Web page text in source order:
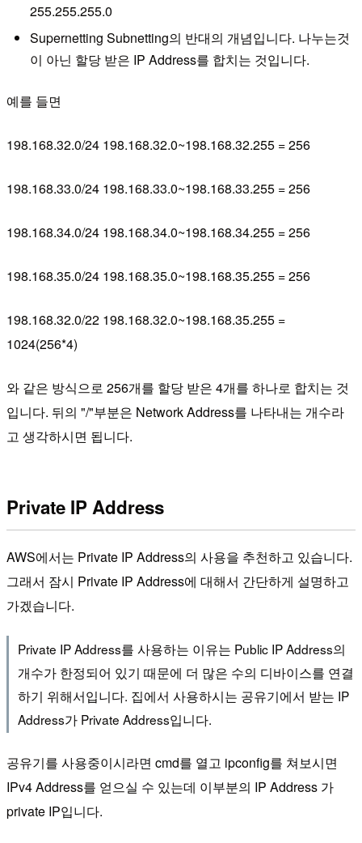
255.255.255.0
Supernetting Subnetting의 반대의 개념입니다. 나누는것
이 아닌 할당 받은 IP Address를 합치는 것입니다.
예를 들면
198.168.32.0/24 198.168.32.0~198.168.32.255 = 256
198.168.33.0/24 198.168.33.0~198.168.33.255 = 256
198.168.34.0/24 198.168.34.0~198.168.34.255 = 256
198.168.35.0/24 198.168.35.0~198.168.35.255 = 256
198.168.32.0/22 198.168.32.0~198.168.35.255 =
1024(256*4)
와 같은 방식으로 256개를 할당 받은 4개를 하나로 합치는 것
입니다. 뒤의 "/"부분은 Network Address를 나타내는 개수라
고 생각하시면 됩니다.
Private IP Address
AWS에서는 Private IP Address의 사용을 추천하고 있습니다.
그래서 잠시 Private IP Address에 대해서 간단하게 설명하고
가겠습니다.
Private IP Address를 사용하는 이유는 Public IP Address의
개수가 한정되어 있기 때문에 더 많은 수의 디바이스를 연결
하기 위해서입니다. 집에서 사용하시는 공유기에서 받는 IP
Address가 Private Address입니다.
공유기를 사용중이시라면 cmd를 열고 ipconfig를 쳐보시면
IPv4 Address를 얻으실 수 있는데 이부분의 IP Address 가
private IP입니다.